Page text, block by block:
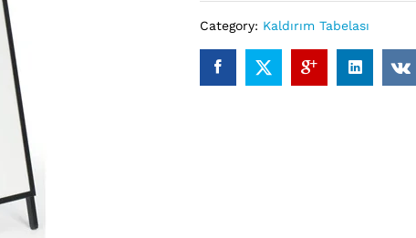
Category: Kaldırım Tabelası